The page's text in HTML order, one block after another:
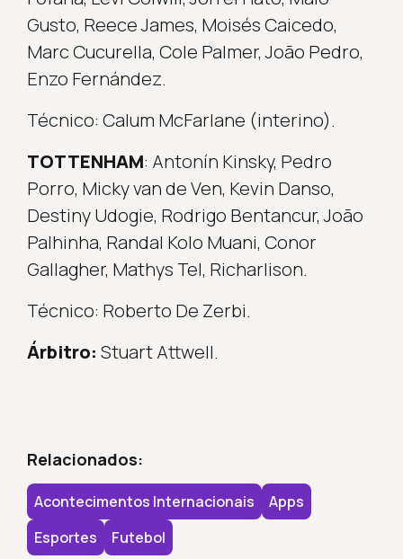
Gusto, Reece James, Moisés Caicedo,
Marc Cucurella, Cole Palmer, João Pedro,
Enzo Fernández.
Técnico: Calum McFarlane (interino).
TOTTENHAM: Antonín Kinsky, Pedro
Porro, Micky van de Ven, Kevin Danso,
Destiny Udogie, Rodrigo Bentancur, João
Palhinha, Randal Kolo Muani, Conor
Gallagher, Mathys Tel, Richarlison.
Técnico: Roberto De Zerbi.
Árbitro: Stuart Attwell.
Relacionados:
Acontecimentos Internacionais
Apps
Esportes
Futebol